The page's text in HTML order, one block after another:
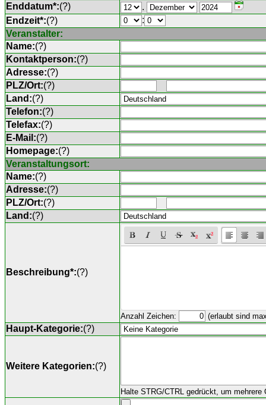
Enddatum*:(?)
.
Endzeit*:(?)
:
Veranstalter:
Name:(?)
Kontaktperson:(?)
Adresse:(?)
PLZ/Ort:(?)
Land:(?)
Telefon:(?)
Telefax:(?)
E-Mail:(?)
Homepage:(?)
Veranstaltungsort:
Name:(?)
Adresse:(?)
PLZ/Ort:(?)
Land:(?)
Beschreibung*:(?)
Anzahl Zeichen: (erlaubt sind
Haupt-Kategorie:(?)
Weitere Kategorien:(?)
Halte STRG/CTRL gedrückt, um mehrere